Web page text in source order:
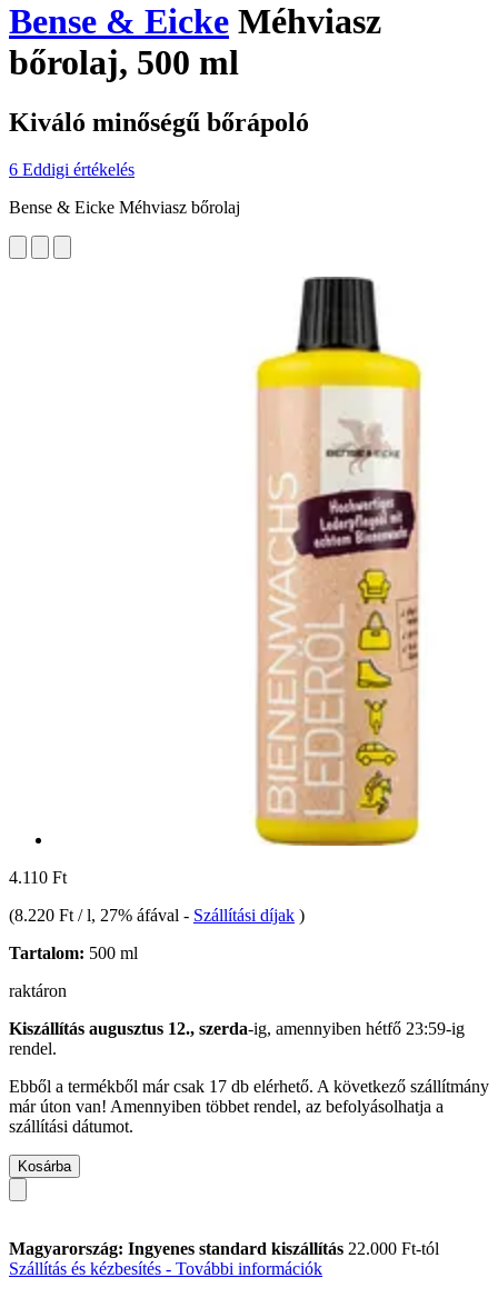
Bense & Eicke Méhviasz
bőrolaj, 500 ml
Kiváló minőségű bőrápoló
6 Eddigi értékelés
Bense & Eicke Méhviasz bőrolaj
4.110 Ft
(8.220 Ft / l, 27% áfával - Szállítási díjak )
Tartalom: 500 ml
raktáron
Kiszállítás augusztus 12., szerda-ig, amennyiben hétfő 23:59-ig
rendel.
Ebből a termékből már csak 17 db elérhető. A következő szállítmány
már úton van! Amennyiben többet rendel, az befolyásolhatja a
szállítási dátumot.
Kosárba
Magyarország: Ingyenes standard kiszállítás 22.000 Ft-tól
Szállítás és kézbesítés - További információk